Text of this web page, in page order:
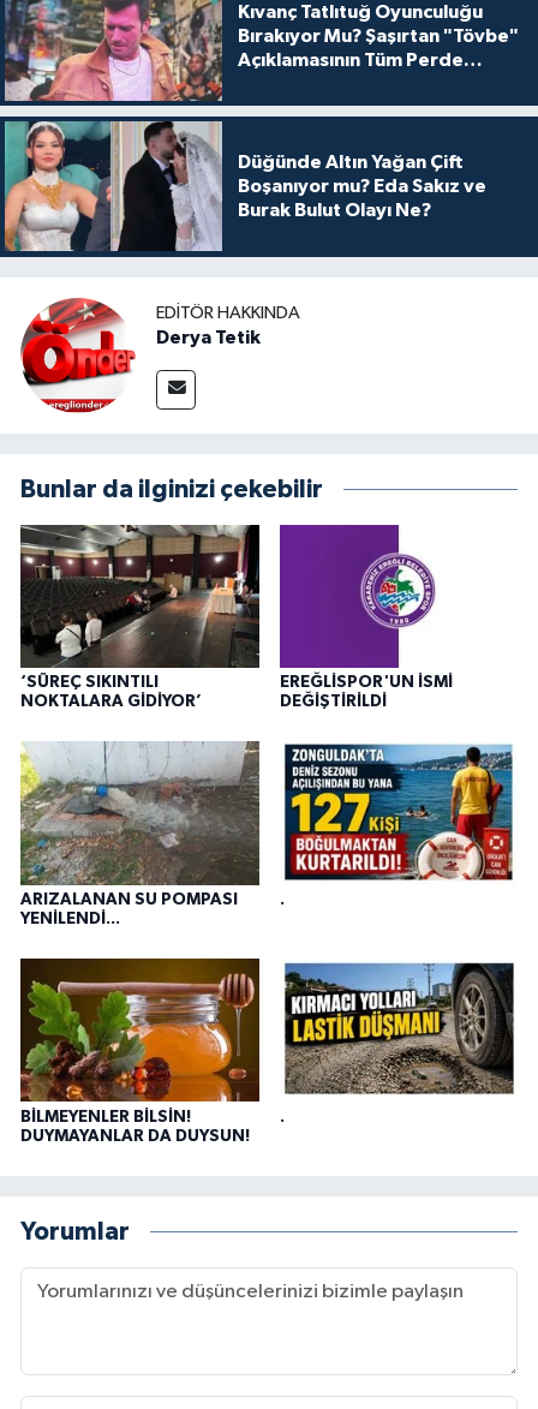
Kıvanç Tatlıtuğ Oyunculuğu
Bırakıyor Mu? Şaşırtan "Tövbe"
Açıklamasının Tüm Perde
Düğünde Altın Yağan Çift
Boşanıyor mu? Eda Sakız ve
Burak Bulut Olayı Ne?
EDITÖR HAKKINDA
Derya Tetik
Bunlar da ilginizi çekebilir
‘SÜREÇ SIKINTILI
NOKTALARA GİDİYOR’
EREĞLİSPOR'UN İSMİ
DEĞİŞTİRİLDİ
ARIZALANAN SU POMPASI
YENİLENDİ...
.
BİLMEYENLER BİLSİN!
DUYMAYANLAR DA DUYSUN!
.
Yorumlar